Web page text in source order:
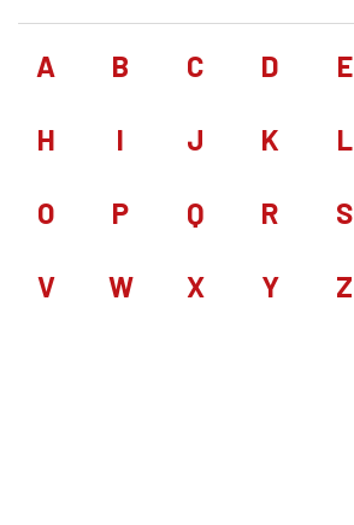
A B C D E
H I J K L
O P Q R S
V W X Y Z